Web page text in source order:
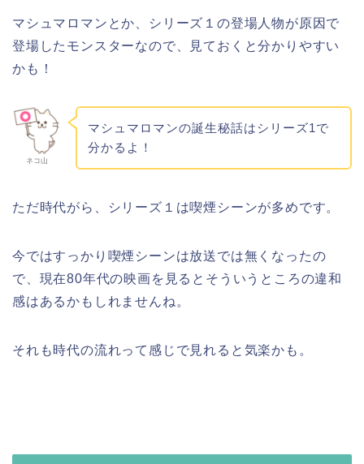
マシュマロマンとか、シリーズ１の登場人物が原因で
登場したモンスターなので、見ておくと分かりやすい
かも！
ネコ山
マシュマロマンの誕生秘話はシリーズ1で
分かるよ！
ただ時代がら、シリーズ１は喫煙シーンが多めです。
今ではすっかり喫煙シーンは放送では無くなったの
で、現在80年代の映画を見るとそういうところの違和
感はあるかもしれませんね。
それも時代の流れって感じで見れると気楽かも。